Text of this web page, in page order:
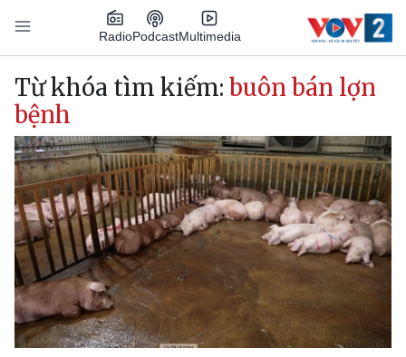
Nhảy đến nội dung
RadioPodcastMultimedia
Main navigation
Từ khóa tìm kiếm: buôn bán lợn
bệnh